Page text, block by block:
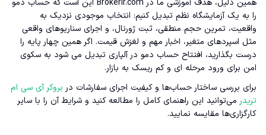
همین دلیل، هدف آموزشی ما در Brokerir.com این است که حساب دمو
را به یک آزمایشگاه نظم تبدیل کنیم: انتخاب موجودی نزدیک به
واقعیت، تمرین حجم منطقی، ثبت ژورنال، و اجرای سناریوهای واقعی
مثل اسپردهای متغیر، اخبار مهم و لغزش قیمت. اگر همین چهار پایه را
درست بگذارید، افتتاح حساب دمو در آلپاری تبدیل می شود به سکوی
امن برای ورود مرحله ای و کم ریسک به بازار.
برای بررسی ساختار حساب‌ها و کیفیت اجرای سفارشات در بروکر آی سی ام
تریدر می‌توانید این راهنمای کامل را مطالعه کنید و شرایط آن را با سایر
کارگزاری‌ها مقایسه نمایید.